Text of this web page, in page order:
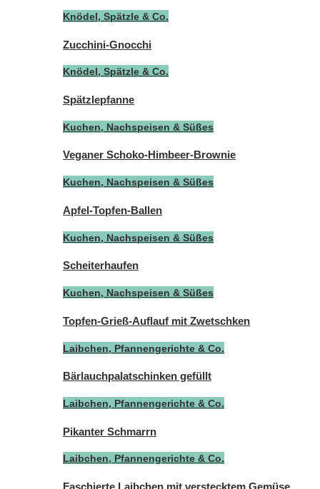
Knödel, Spätzle & Co.
Zucchini-Gnocchi
Knödel, Spätzle & Co.
Spätzlepfanne
Kuchen, Nachspeisen & Süßes
Veganer Schoko-Himbeer-Brownie
Kuchen, Nachspeisen & Süßes
Apfel-Topfen-Ballen
Kuchen, Nachspeisen & Süßes
Scheiterhaufen
Kuchen, Nachspeisen & Süßes
Topfen-Grieß-Auflauf mit Zwetschken
Laibchen, Pfannengerichte & Co.
Bärlauchpalatschinken gefüllt
Laibchen, Pfannengerichte & Co.
Pikanter Schmarrn
Laibchen, Pfannengerichte & Co.
Faschierte Laibchen mit verstecktem Gemüse